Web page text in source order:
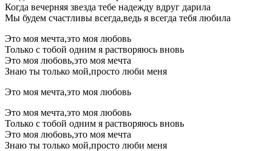
Когда вечерняя звезда тебе надежду вдруг дарила
Мы будем счастливы всегда,ведь я всегда тебя любила
Это моя мечта,это моя любовь
Только с тобой одним я растворяюсь вновь
Это моя любовь,это моя мечта
Знаю ты только мой,просто люби меня
Это моя мечта,это моя любовь
Это моя мечта,это моя любовь
Только с тобой одним я растворяюсь вновь
Это моя любовь,это моя мечта
Знаю ты только мой,просто люби меня